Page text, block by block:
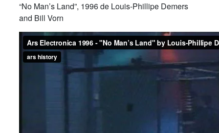
“No Man’s Land”, 1996 de Louis-Phillipe Demers
and Bill Vorn